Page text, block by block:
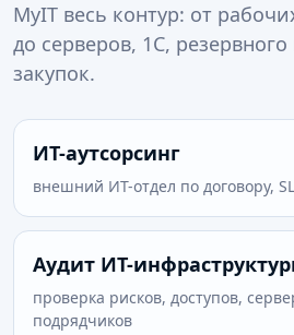
MyIT весь контур: от
до серверов, 1С,
закупок.
ИТ-аутсорсинг
внешний ИТ-отдел по договору,
Аудит ИТ-
проверка рисков, доступов,
подрядчиков